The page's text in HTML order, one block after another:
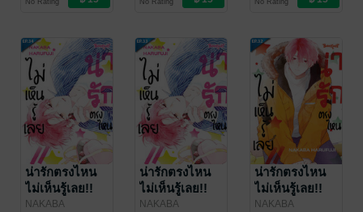
Bongkoch
No Rating
Bongkoch
No Rating
Bongkoch
No Rating
น่ารักตรงไหน
ไม่เห็นรู้เลย!!
ตอน 34
NAKABA
น่ารักตรงไหน
ไม่เห็นรู้เลย!!
ตอน 33
NAKABA
น่ารักตรงไหน
ไม่เห็นรู้เลย!!
ตอน 32
NAKABA